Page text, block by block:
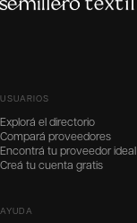
USUARIOS
Explorá el directorio
Compará proveedores
Encontrá tu proveedor ideal
Creá tu cuenta gratis
AYUDA